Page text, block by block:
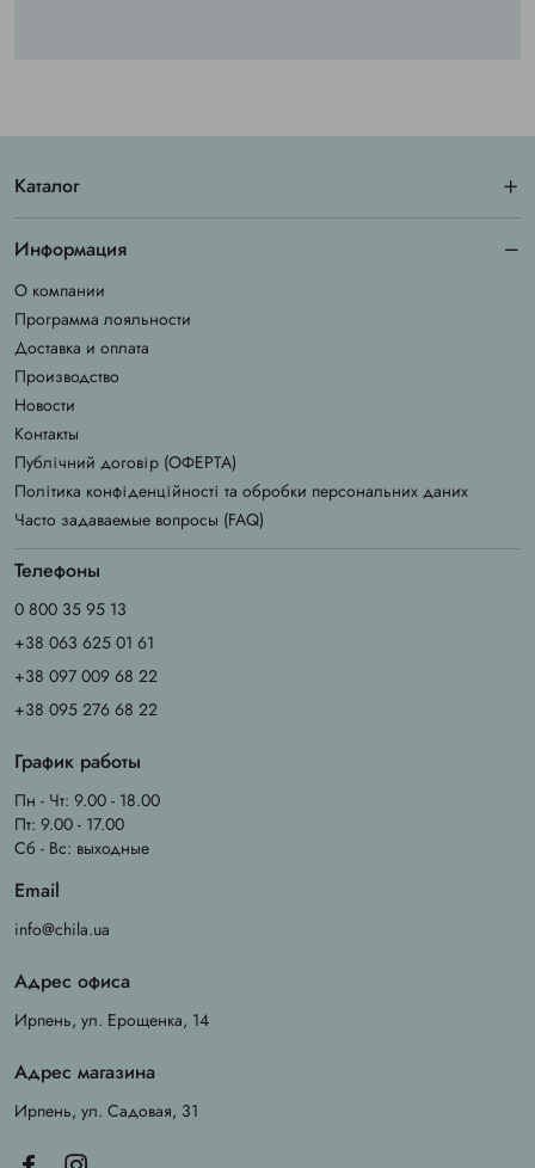
Каталог
Информация
О компании
Программа лояльности
Доставка и оплата
Производство
Новости
Контакты
Публічний договір (ОФЕРТА)
Політика конфіденційності та обробки персональних даних
Часто задаваемые вопросы (FAQ)
Телефоны
0 800 35 95 13
+38 063 625 01 61
+38 097 009 68 22
+38 095 276 68 22
График работы
Пн - Чт: 9.00 - 18.00
Пт: 9.00 - 17.00
Сб - Вс: выходные
Email
info@chila.ua
Адрес офиса
Ирпень, ул. Ерощенка, 14
Адрес магазина
Ирпень, ул. Садовая, 31